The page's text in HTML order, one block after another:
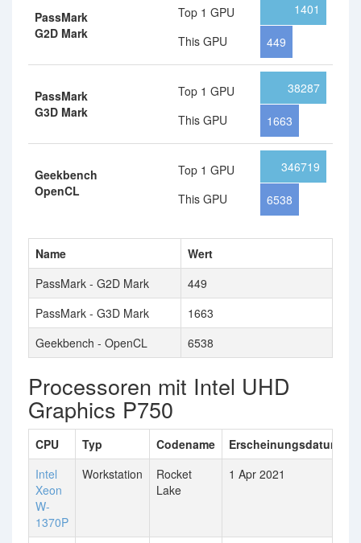
PassMark
G2D Mark
Top 1 GPU
This GPU
1401
449
PassMark
G3D Mark
Top 1 GPU
This GPU
38287
1663
Geekbench
OpenCL
Top 1 GPU
This GPU
346719
6538
Name
Wert
PassMark - G2D Mark
449
PassMark - G3D Mark
1663
Geekbench - OpenCL
6538
Processoren mit Intel UHD
Graphics P750
CPU Typ Codename Erscheinungsdatum
Intel
Xeon
W-
1370P
Workstation
Rocket
Lake
1 Apr 2021